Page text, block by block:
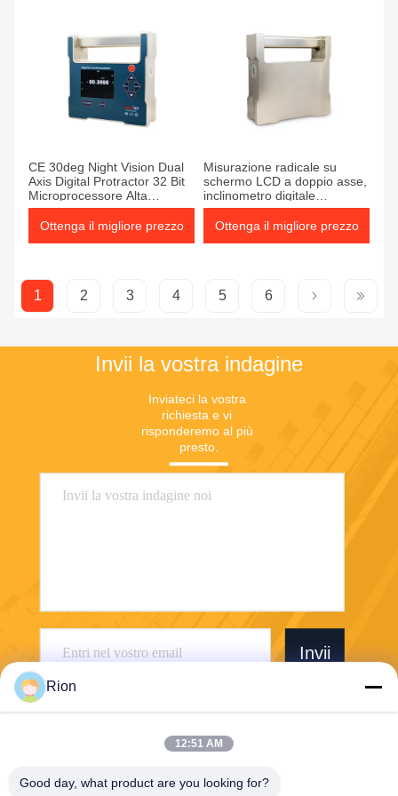
CE 30deg Night Vision Dual
Axis Digital Protractor 32 Bit
Microprocessore Alta
precisione
Ottenga il migliore prezzo
Misurazione radicale su
schermo LCD a doppio asse,
inclinometro digitale
magnetico
Ottenga il migliore prezzo
1 2 3 4 5 6
Invii la vostra indagine
Inviateci la vostra
richiesta e vi
risponderemo al più
presto.
Invii
Shenzhen Rion Technology Co., Ltd.
Rion
12:51 AM
Good day, what product are you looking for?